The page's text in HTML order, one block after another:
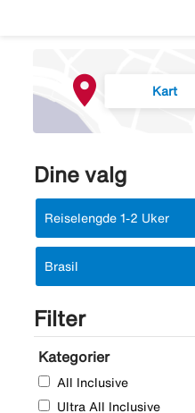
Kart
Dine valg
Fjern:
Reiselengde 1-2 Uker
Fjern:
Brasil
Filter
Kategorier
All Inclusive
Ultra All Inclusive